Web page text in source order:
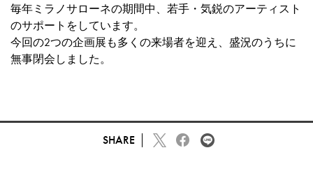
毎年ミラノサローネの期間中、若手・気鋭のアーティスト
のサポートをしています。
今回の2つの企画展も多くの来場者を迎え、盛況のうちに
無事閉会しました。
SHARE